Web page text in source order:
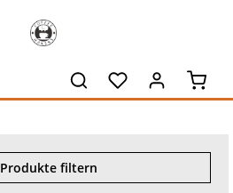
Produkte filtern